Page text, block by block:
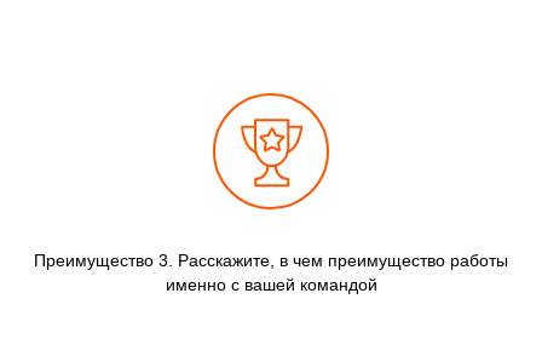
Преимущество 3. Расскажите, в чем преимущество работы
именно с вашей командой